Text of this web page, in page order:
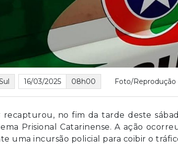
16/03/2025 08h00 Foto/Reprodução
recapturou, no fim da tarde deste
Prisional Catarinense. A ação
uma incursão policial para coibir o